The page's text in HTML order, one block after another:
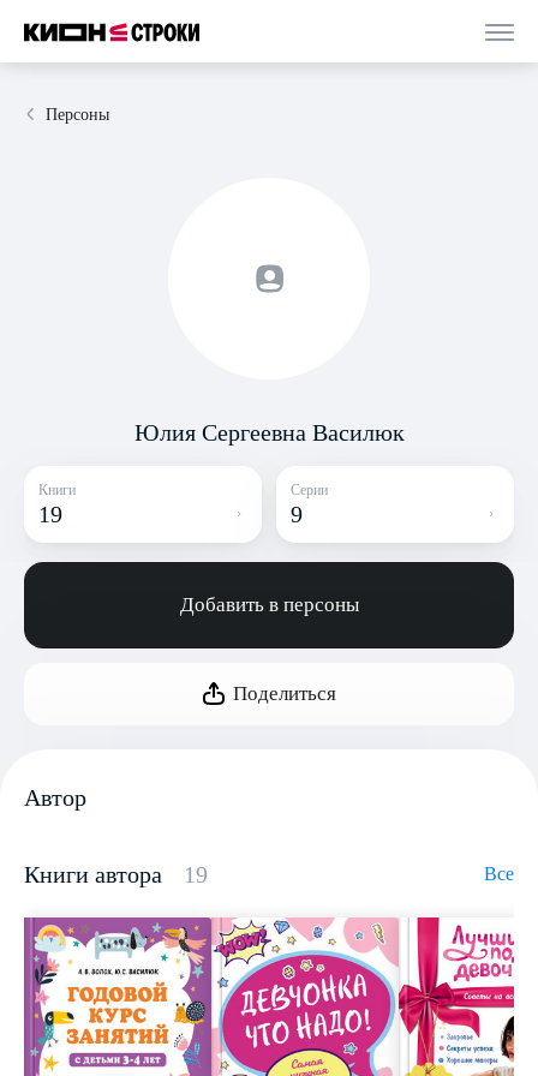
Персоны
Юлия Сергеевна Василюк
Книги
19
Серии
9
Добавить в персоны
Поделиться
Автор
Книги автора 19 Все